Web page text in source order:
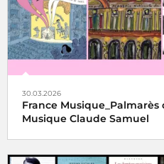
30.03.2026
France
Musique Claude Samuel